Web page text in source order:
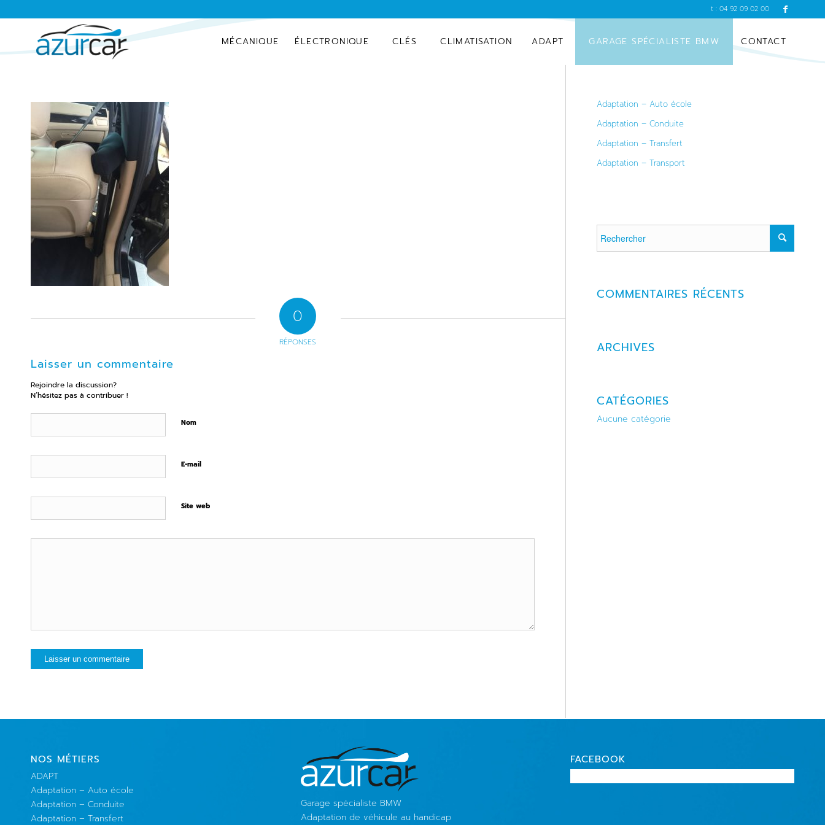
t : 04 92 09 02 00
MÉCANIQUE ÉLECTRONIQUE CLÉS CLIMATISATION ADAPT GARAGE SPÉCIALISTE BMW CONTACT
0
RÉPONSES
Laisser un commentaire
Rejoindre la discussion?
N’hésitez pas à contribuer !
Nom
E-mail
Site web
Adaptation – Auto école
Adaptation – Conduite
Adaptation – Transfert
Adaptation – Transport
COMMENTAIRES RÉCENTS
ARCHIVES
CATÉGORIES
Aucune catégorie
NOS MÉTIERS
ADAPT
Adaptation – Auto école
Adaptation – Conduite
Adaptation – Transfert
Garage spécialiste BMW
Adaptation de véhicule au handicap
FACEBOOK